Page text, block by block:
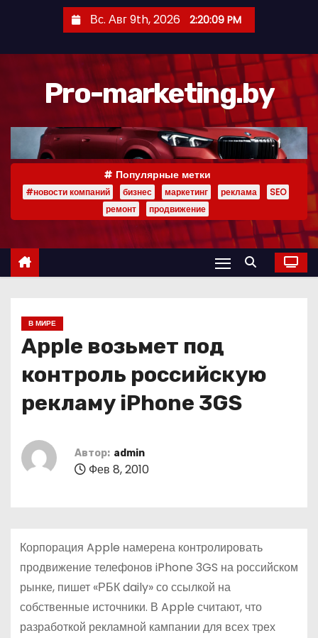
р
Вс. Авг 9th, 2026 2:20:10 PM
Pro-marketing.by
Популярные метки
#новости компаний бизнес маркетинг реклама
SEO
ремонт
продвижение
В МИРЕ
Аpple возьмет под
контроль российскую
рекламу iPhone 3GS
Автор: admin
Фев 8, 2010
Корпорация Apple намерена контролировать
продвижение телефонов iPhone 3GS на российском
рынке, пишет «РБК daily» со ссылкой на
собственные источники. В Apple считают, что
разработкой рекламной кампании для всех трех